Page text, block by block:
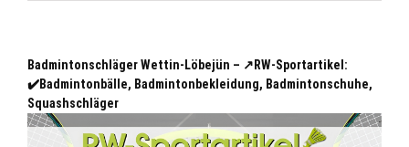
Badmintonschläger Wettin-Löbejün – ↗️RW-Sportartikel:
✔️Badmintonbälle, Badmintonbekleidung, Badmintonschuhe,
Squashschläger